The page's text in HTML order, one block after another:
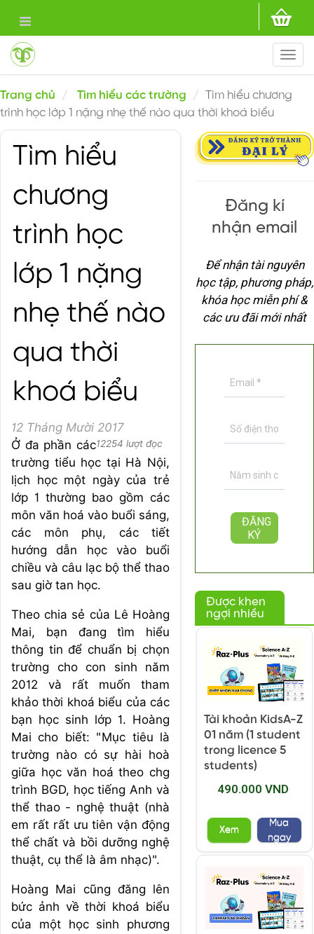
Trang chủ Tìm hiểu các trường
Tìm hiểu chương
trình học lớp 1 nặng nhẹ thế nào qua thời khoá biểu
Tìm hiểu
chương
trình học
lớp 1 nặng
nhẹ thế nào
qua thời
khoá biểu
12 Tháng Mười 2017
12254 lượt đọc
Ở đa phần các
trường tiểu học tại Hà Nội,
lịch học một ngày của trẻ
lớp 1 thường bao gồm các
môn văn hoá vào buổi sáng,
các môn phụ, các tiết
hướng dẫn học vào buổi
chiều và câu lạc bộ thể thao
sau giờ tan học.
Theo chia sẻ của Lê Hoàng
Mai, bạn đang tìm hiểu
thông tin để chuẩn bị chọn
trường cho con sinh năm
2012 và rất muốn tham
khảo thời khoá biểu của các
bạn học sinh lớp 1. Hoàng
Mai cho biết: "Mục tiêu là
trường nào có sự hài hoà
giữa học văn hoá theo chg
trình BGD, học tiếng Anh và
thể thao - nghệ thuật (nhà
em rất rất ưu tiên vận động
thể chất và bồi dưỡng nghệ
thuật, cụ thể là âm nhạc)".
Hoàng Mai cũng đăng lên
bức ảnh về thời khoá biểu
của một học sinh phương
Đăng kí
nhận email
Để nhận tài nguyên
học tập, phương pháp,
khóa học miễn phí &
các ưu đãi mới nhất
Được khen
ngợi nhiều
Tài khoản KidsA-Z
01 năm (1 student
trong licence 5
students)
490.000 VND
Xem
Mua
ngay